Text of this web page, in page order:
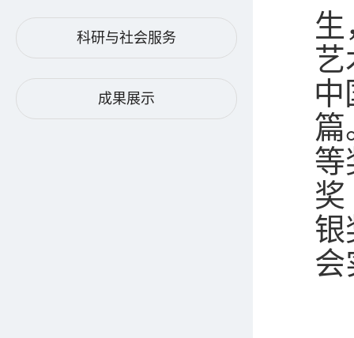
科研与社会服务
成果展示
生
艺
中
篇
等
奖
银
会